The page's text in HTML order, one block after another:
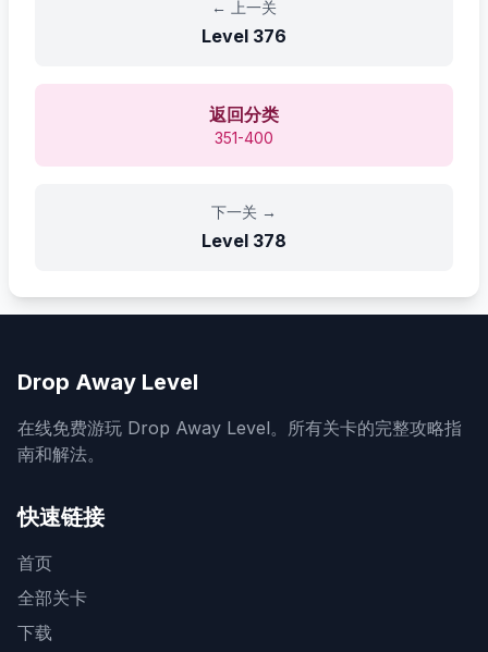
← 上一关
Level 376
返回分类
351-400
下一关 →
Level 378
Drop Away Level
在线免费游玩 Drop Away Level。所有关卡的完整攻略指
南和解法。
快速链接
首页
全部关卡
下载